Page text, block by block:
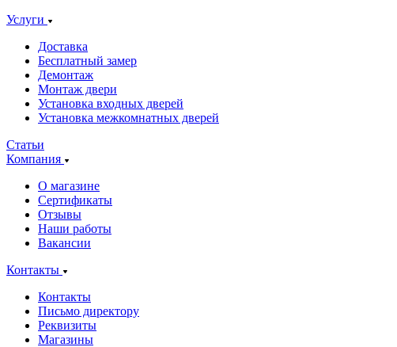
Услуги
Доставка
Бесплатный замер
Демонтаж
Монтаж двери
Установка входных дверей
Установка межкомнатных дверей
Статьи
Компания
О магазине
Сертификаты
Отзывы
Наши работы
Вакансии
Контакты
Контакты
Письмо директору
Реквизиты
Магазины